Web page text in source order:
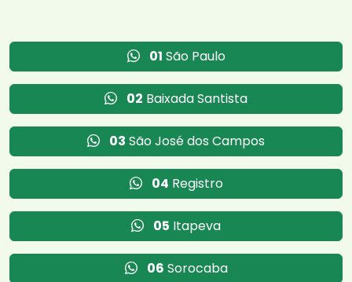
01 São Paulo
02 Baixada Santista
03 São José dos Campos
04 Registro
05 Itapeva
06 Sorocaba